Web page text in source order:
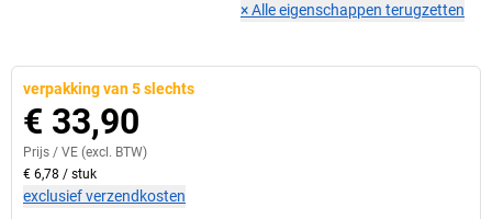
×Alle eigenschappen terugzetten
verpakking van 5 slechts
€ 33,90
Prijs / VE (excl. BTW)
€ 6,78 / stuk
exclusief verzendkosten